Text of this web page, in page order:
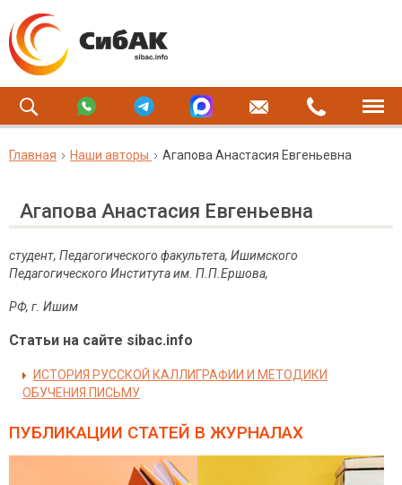
Главная Наши авторы Агапова Анастасия Евгеньевна
Агапова Анастасия Евгеньевна
студент, Педагогического факультета, Ишимского
Педагогического Института им. П.П.Ершова,
РФ, г. Ишим
Статьи на сайте sibac.info
ИСТОРИЯ РУССКОЙ КАЛЛИГРАФИИ И МЕТОДИКИ
ОБУЧЕНИЯ ПИСЬМУ
ПУБЛИКАЦИИ СТАТЕЙ В ЖУРНАЛАХ